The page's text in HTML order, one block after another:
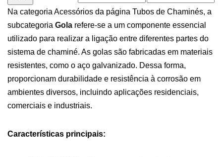
mínimo
máximo
Na categoria Acessórios da página Tubos de Chaminés, a
subcategoria Gola refere-se a um componente essencial
utilizado para realizar a ligação entre diferentes partes do
sistema de chaminé. As golas são fabricadas em materiais
resistentes, como o aço galvanizado. Dessa forma,
proporcionam durabilidade e resistência à corrosão em
ambientes diversos, incluindo aplicações residenciais,
comerciais e industriais.
Características principais: